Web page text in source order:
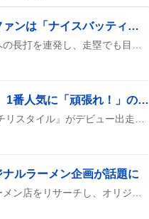
石塚裕惺、ツーベースヒットで盛り上げる ファンは「ナイスバッティング！」と歓喜
ムッチリスタイル、札幌5R新馬戦でデビュー 1番人気に「頑張れ！」の声が続出
ルラーメン企画が話題に